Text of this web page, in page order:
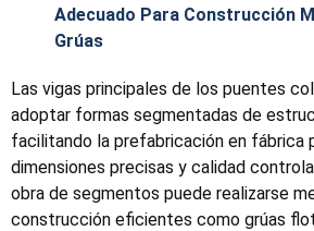
Adecuado Para Construcción
Grúas
Las vigas principales de los puentes
adoptar formas segmentadas de
facilitando la prefabricación en fábrica
dimensiones precisas y calidad
obra de segmentos puede realizarse
construcción eficientes como grúas